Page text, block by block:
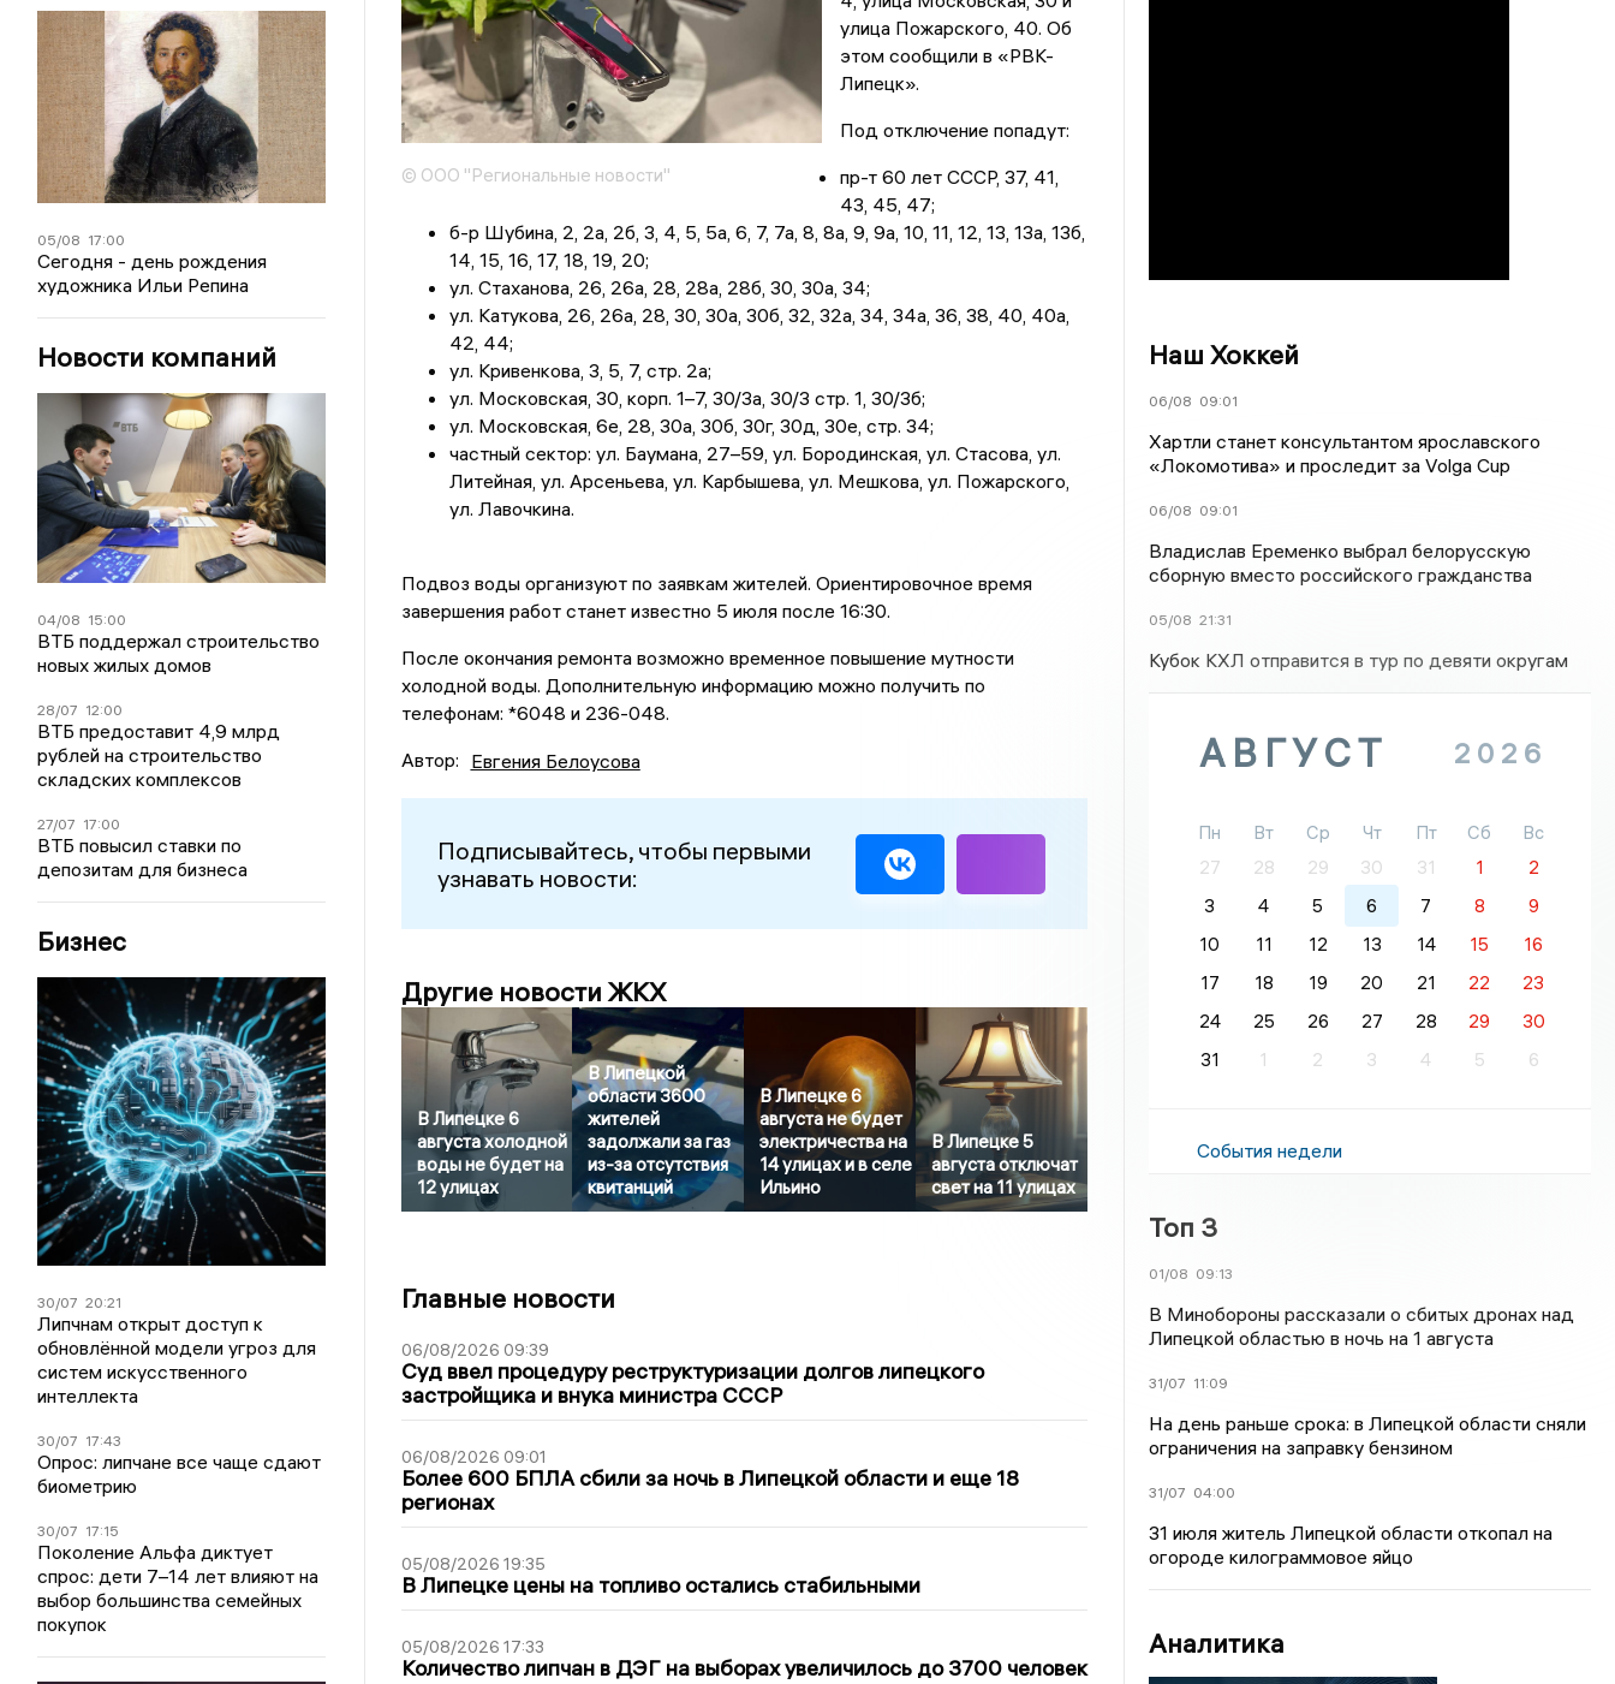
05/08 17:00
Сегодня - день рождения
художника Ильи Репина
Новости компаний
04/08 15:00
ВТБ поддержал строительство
новых жилых домов
28/07 12:00
ВТБ предоставит 4,9 млрд
рублей на строительство
складских комплексов
27/07 17:00
ВТБ повысил ставки по
депозитам для бизнеса
Бизнес
30/07 20:21
Липчнам открыт доступ к
обновлённой модели угроз для
систем искусственного
интеллекта
30/07 17:43
Опрос: липчане все чаще сдают
биометрию
30/07 17:15
Поколение Альфа диктует
спрос: дети 7–14 лет влияют на
выбор большинства семейных
покупок
© ООО "Региональные новости"
улица Пожарского, 40. Об
этом сообщили в «РВК-
Липецк».
Под отключение попадут:
пр-т 60 лет СССР, 37, 41,
43, 45, 47;
б-р Шубина, 2, 2а, 2б, 3, 4, 5, 5а, 6, 7, 7а, 8, 8а, 9, 9а, 10, 11, 12, 13, 13а, 13б,
14, 15, 16, 17, 18, 19, 20;
ул. Стаханова, 26, 26а, 28, 28а, 28б, 30, 30а, 34;
ул. Катукова, 26, 26а, 28, 30, 30а, 30б, 32, 32а, 34, 34а, 36, 38, 40, 40а,
42, 44;
ул. Кривенкова, 3, 5, 7, стр. 2а;
ул. Московская, 30, корп. 1–7, 30/3а, 30/3 стр. 1, 30/3б;
ул. Московская, 6е, 28, 30а, 30б, 30г, 30д, 30е, стр. 34;
частный сектор: ул. Баумана, 27–59, ул. Бородинская, ул. Стасова, ул.
Литейная, ул. Арсеньева, ул. Карбышева, ул. Мешкова, ул. Пожарского,
ул. Лавочкина.
Подвоз воды организуют по заявкам жителей. Ориентировочное время
завершения работ станет известно 5 июля после 16:30.
После окончания ремонта возможно временное повышение мутности
холодной воды. Дополнительную информацию можно получить по
телефонам: *6048 и 236-048.
Автор: Евгения Белоусова
Подписывайтесь, чтобы первыми
узнавать новости:
Другие новости ЖКХ
В Липецке 6
августа холодной
воды не будет на
12 улицах
В Липецкой
области 3600
жителей
задолжали за газ
из-за отсутствия
квитанций
В Липецке 6
августа не будет
электричества на
14 улицах и в селе
Ильино
В Липецке 5
августа отключат
свет на 11 улицах
Главные новости
06/08/2026 09:39
Суд ввел процедуру реструктуризации долгов липецкого
застройщика и внука министра СССР
06/08/2026 09:01
Более 600 БПЛА сбили за ночь в Липецкой области и еще 18
регионах
05/08/2026 19:35
В Липецке цены на топливо остались стабильными
05/08/2026 17:33
Количество липчан в ДЭГ на выборах увеличилось до 3700 человек
Наш Хоккей
06/08 09:01
Хартли станет консультантом ярославского
«Локомотива» и проследит за Volga Cup
06/08 09:01
Владислав Еременко выбрал белорусскую
сборную вместо российского гражданства
05/08 21:31
Кубок КХЛ отправится в тур по девяти округам
АВГУСТ 2026
Пн Вт Ср Чт Пт Сб
Вс
27
28 29 30 31 1
2
3
4 5 6 7 8
9
10
11 12 13 14 15
16
17
18 19 20 21 22
23
24
25 26 27 28 29
30
31
1 2 3 4 5 6
События недели
Топ 3
01/08 09:13
В Минобороны рассказали о сбитых дронах над
Липецкой областью в ночь на 1 августа
31/07 11:09
На день раньше срока: в Липецкой области сняли
ограничения на заправку бензином
31/07 04:00
31 июля житель Липецкой области откопал на
огороде килограммовое яйцо
Аналитика